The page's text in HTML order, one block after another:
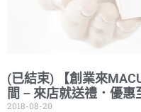
(已結束) 【創業來
間 – 來店就送禮．優惠
2018-08-20